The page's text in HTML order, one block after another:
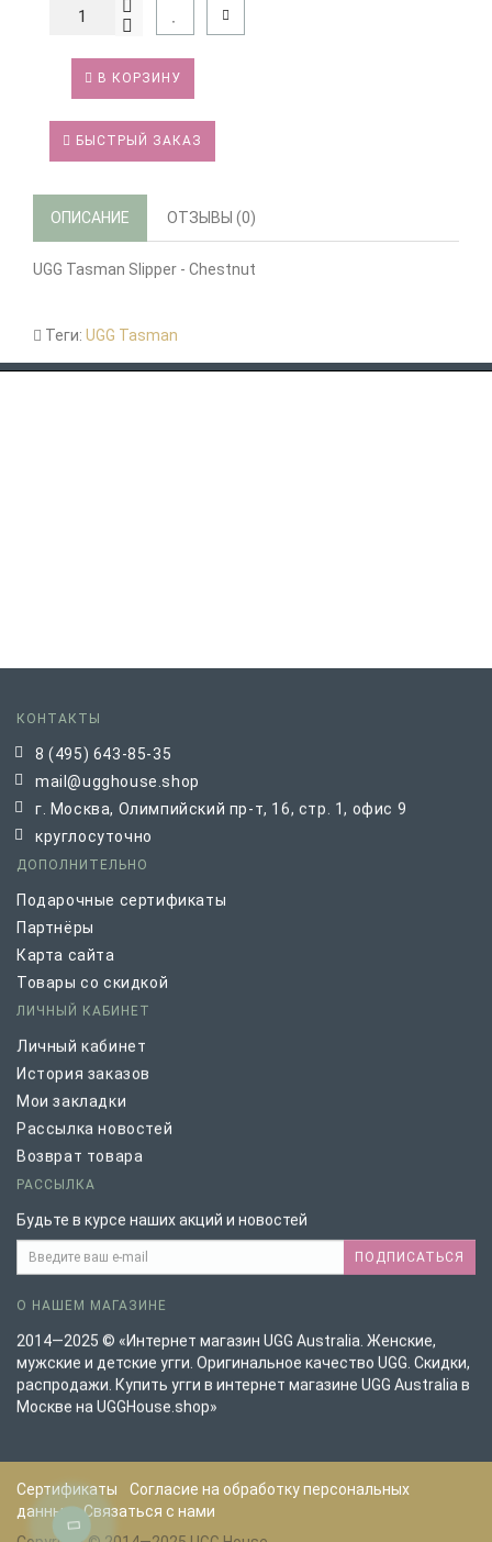
В КОРЗИНУ
БЫСТРЫЙ ЗАКАЗ
ОПИСАНИЕ ОТЗЫВЫ (0)
UGG Tasman Slipper - Chestnut
Теги: UGG Tasman
КОНТАКТЫ
8 (495) 643-85-35
mail@ugghouse.shop
г. Москва, Олимпийский пр-т, 16, стр. 1, офис 9
круглосуточно
ДОПОЛНИТЕЛЬНО
Подарочные сертификаты
Партнёры
Карта сайта
Товары со скидкой
ЛИЧНЫЙ КАБИНЕТ
Личный кабинет
История заказов
Мои закладки
Рассылка новостей
Возврат товара
РАССЫЛКА
Будьте в курсе наших акций и новостей
ПОДПИСАТЬСЯ
О НАШЕМ МАГАЗИНЕ
2014—2025 © «Интернет магазин UGG Australia. Женские,
мужские и детские угги. Оригинальное качество UGG. Скидки,
распродажи. Купить угги в интернет магазине UGG Australia в
Москве на UGGHouse.shop»
Сертификаты
Согласие на обработку персональных
данных
Связаться с нами